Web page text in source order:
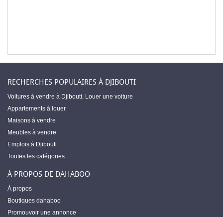
RECHERCHES POPULAIRES À DJIBOUTI
Voitures à vendre à Djibouti, Louer une voiture
Appartements à louer
Maisons à vendre
Meubles à vendre
Emplois à Djibouti
Toutes les catégories
À PROPOS DE DAHABOO
À propos
Boutiques dahaboo
Promouvoir une annonce